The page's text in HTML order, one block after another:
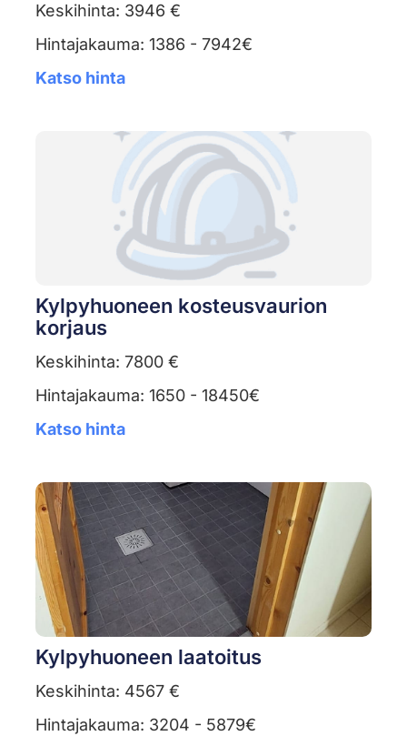
Keskihinta: 3946 €
Hintajakauma: 1386 - 7942€
Katso hinta
Kylpyhuoneen kosteusvaurion
korjaus
Keskihinta: 7800 €
Hintajakauma: 1650 - 18450€
Katso hinta
Kylpyhuoneen laatoitus
Keskihinta: 4567 €
Hintajakauma: 3204 - 5879€